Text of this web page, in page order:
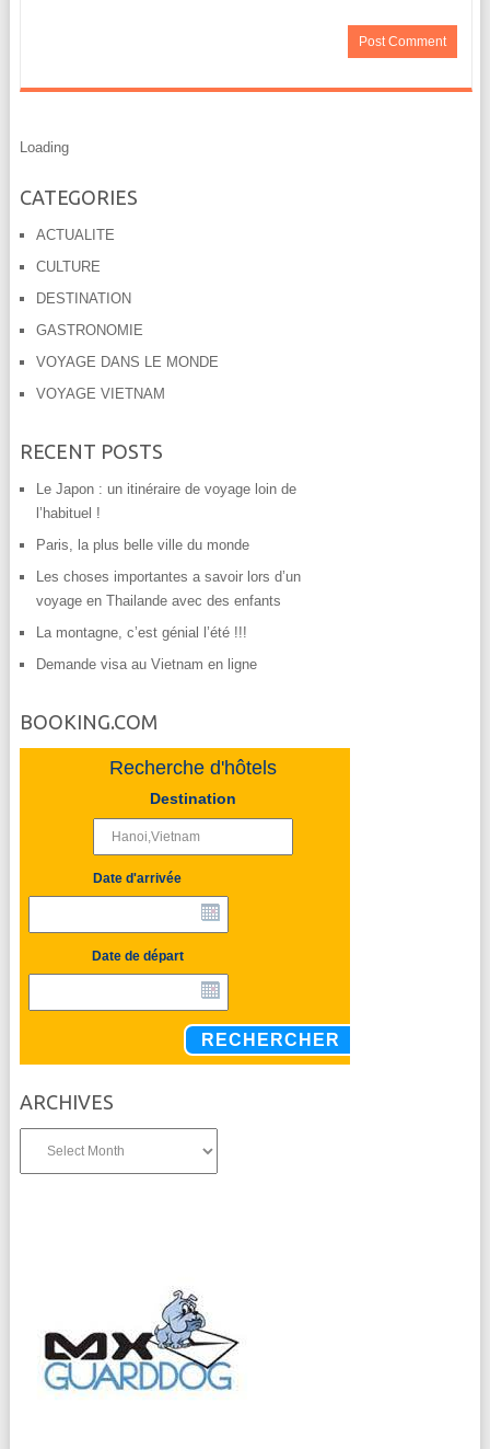
Loading
CATEGORIES
ACTUALITE
CULTURE
DESTINATION
GASTRONOMIE
VOYAGE DANS LE MONDE
VOYAGE VIETNAM
RECENT POSTS
Le Japon : un itinéraire de voyage loin de
l’habituel !
Paris, la plus belle ville du monde
Les choses importantes a savoir lors d’un
voyage en Thailande avec des enfants
La montagne, c’est génial l’été !!!
Demande visa au Vietnam en ligne
BOOKING.COM
Recherche d'hôtels
Destination
Date d'arrivée
Date de départ
RECHERCHER
ARCHIVES